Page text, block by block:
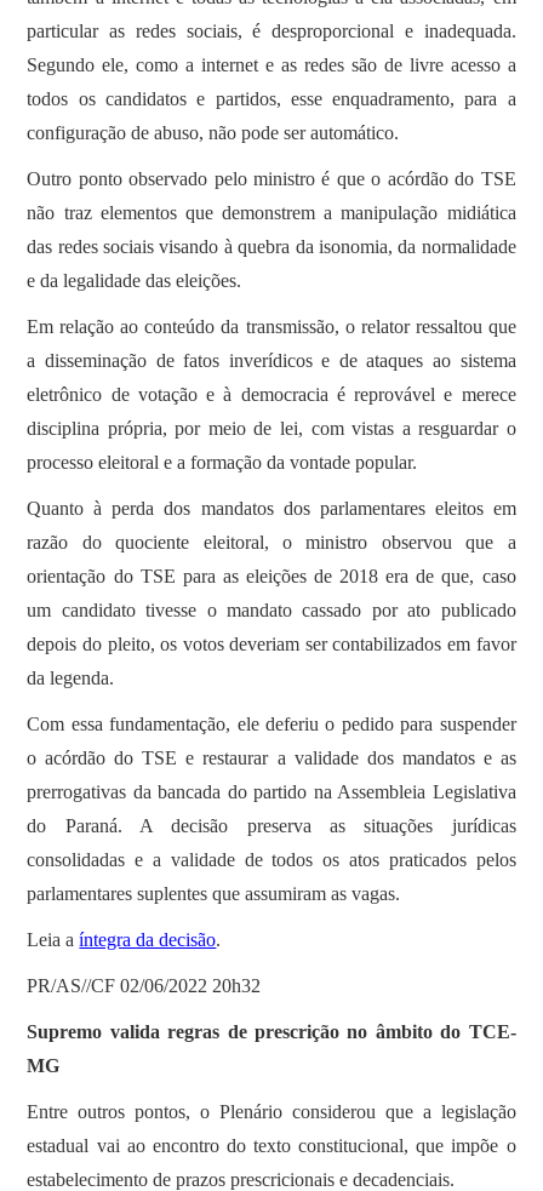
particular as redes sociais, é desproporcional e inadequada.
Segundo ele, como a internet e as redes são de livre acesso a
todos os candidatos e partidos, esse enquadramento, para a
configuração de abuso, não pode ser automático.
Outro ponto observado pelo ministro é que o acórdão do TSE
não traz elementos que demonstrem a manipulação midiática
das redes sociais visando à quebra da isonomia, da normalidade
e da legalidade das eleições.
Em relação ao conteúdo da transmissão, o relator ressaltou que
a disseminação de fatos inverídicos e de ataques ao sistema
eletrônico de votação e à democracia é reprovável e merece
disciplina própria, por meio de lei, com vistas a resguardar o
processo eleitoral e a formação da vontade popular.
Quanto à perda dos mandatos dos parlamentares eleitos em
razão do quociente eleitoral, o ministro observou que a
orientação do TSE para as eleições de 2018 era de que, caso
um candidato tivesse o mandato cassado por ato publicado
depois do pleito, os votos deveriam ser contabilizados em favor
da legenda.
Com essa fundamentação, ele deferiu o pedido para suspender
o acórdão do TSE e restaurar a validade dos mandatos e as
prerrogativas da bancada do partido na Assembleia Legislativa
do Paraná. A decisão preserva as situações jurídicas
consolidadas e a validade de todos os atos praticados pelos
parlamentares suplentes que assumiram as vagas.
Leia aíntegra da decisão.
PR/AS//CF 02/06/2022 20h32
Supremo valida regras de prescrição no âmbito do TCE-
MG
Entre outros pontos, o Plenário considerou que a legislação
estadual vai ao encontro do texto constitucional, que impõe o
estabelecimento de prazos prescricionais e decadenciais.